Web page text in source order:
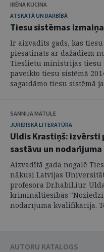
IRĒNA KUCINA
ATSKATĀ UN DARBĪBĀ
Tiesu sistēmas
Ir aizvadīts gads, kas
piesātināts ar dažādiem
Tieslietu ministrijas tiesu
paveikto tiesu sistēmā
sagaidāmo tiesu sistēmā
SANNIJA MATULE
JURIDISKĀ LITERATŪRA
Uldis Krastiņš:
sastāvu un
Aizvadītā gada nogalē
nākusi Latvijas
profesora Dr.habil.iur.
krimināltiesībās
nodarījuma kvalifikācija.
AUTORU KATALOGS